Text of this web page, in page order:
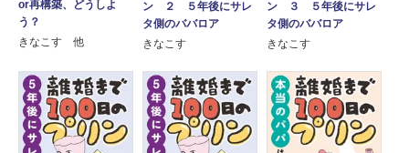
or再構築、どうしよ
う？
きなこす 他
ン ２ ５年後にサレ
タ側のババロア
きなこす
ン ３ ５年後にサレ
タ側のババロア
きなこす